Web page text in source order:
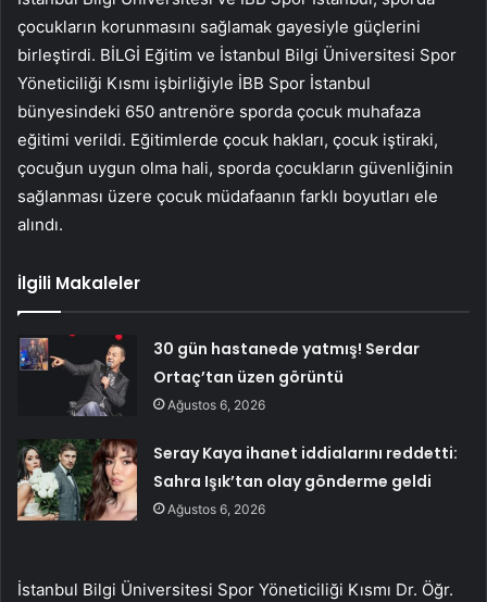
çocukların korunmasını sağlamak gayesiyle güçlerini
birleştirdi. BİLGİ Eğitim ve İstanbul Bilgi Üniversitesi Spor
Yöneticiliği Kısmı işbirliğiyle İBB Spor İstanbul
bünyesindeki 650 antrenöre sporda çocuk muhafaza
eğitimi verildi. Eğitimlerde çocuk hakları, çocuk iştiraki,
çocuğun uygun olma hali, sporda çocukların güvenliğinin
sağlanması üzere çocuk müdafaanın farklı boyutları ele
alındı.
İlgili Makaleler
30 gün hastanede yatmış! Serdar
Ortaç’tan üzen görüntü
Ağustos 6, 2026
Seray Kaya ihanet iddialarını reddetti:
Sahra Işık’tan olay gönderme geldi
Ağustos 6, 2026
İstanbul Bilgi Üniversitesi Spor Yöneticiliği Kısmı Dr. Öğr.